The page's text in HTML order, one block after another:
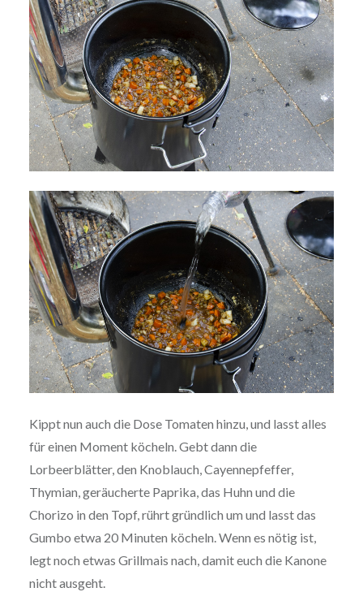
Kippt nun auch die Dose Tomaten hinzu, und lasst alles
für einen Moment köcheln. Gebt dann die
Lorbeerblätter, den Knoblauch, Cayennepfeffer,
Thymian, geräucherte Paprika, das Huhn und die
Chorizo in den Topf, rührt gründlich um und lasst das
Gumbo etwa 20 Minuten köcheln. Wenn es nötig ist,
legt noch etwas Grillmais nach, damit euch die Kanone
nicht ausgeht.